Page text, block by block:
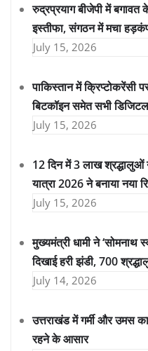
रुद्रप्रयाग बीजेपी में बगावत
इस्तीफा, संगठन में मचा
July 15, 2026
पाकिस्तान में क्रिप्टोकरेंसी
बिटकॉइन समेत सभी
July 15, 2026
12 दिन में 3 लाख श्रद्धालुओं
यात्रा 2026 ने बनाया नया
July 15, 2026
मुख्यमंत्री धामी ने ‘सोमनाथ
दिखाई हरी झंडी, 700
July 14, 2026
उत्तराखंड में गर्मी और उमस
रहने के आसार